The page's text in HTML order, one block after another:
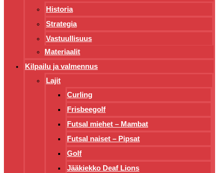
Historia
Strategia
Vastuullisuus
Materiaalit
Kilpailu ja valmennus
Lajit
Curling
Frisbeegolf
Futsal miehet – Mambat
Futsal naiset – Pipsat
Golf
Jääkiekko Deaf Lions